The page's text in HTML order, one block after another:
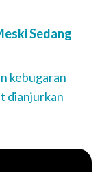
Sedang
kebugaran
dianjurkan